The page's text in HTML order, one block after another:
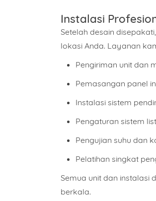
Instalasi
Setelah desain
lokasi Anda. Layanan
Pengiriman unit dan
Pemasangan panel
Instalasi sistem
Pengaturan sistem
Pengujian suhu dan
Pelatihan singkat
Semua unit dan instalasi
berkala.